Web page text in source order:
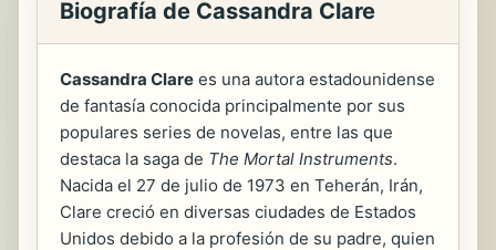
Biografía de Cassandra Clare
Cassandra Clare es una autora estadounidense
de fantasía conocida principalmente por sus
populares series de novelas, entre las que
destaca la saga de The Mortal Instruments.
Nacida el 27 de julio de 1973 en Teherán, Irán,
Clare creció en diversas ciudades de Estados
Unidos debido a la profesión de su padre, quien